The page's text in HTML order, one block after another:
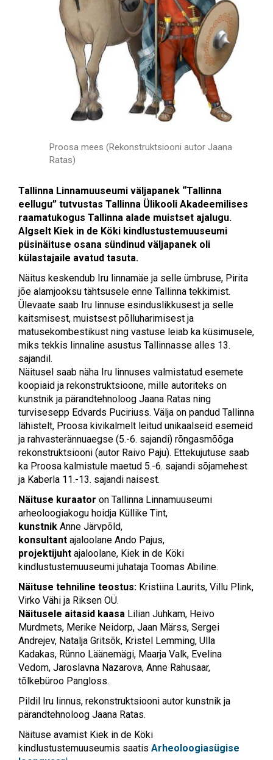
Proosa mees (Rekonstruktsiooni autor Jaana
Ratas)
Tallinna Linnamuuseumi väljapanek “Tallinna
eellugu” tutvustas Tallinna Ülikooli Akadeemilises
raamatukogus Tallinna alade muistset ajalugu.
Algselt Kiek in de Köki kindlustustemuuseumi
püsinäituse osana sündinud väljapanek oli
külastajaile avatud tasuta.
Näitus keskendub Iru linnamäe ja selle ümbruse, Pirita
jõe alamjooksu tähtsusele enne Tallinna tekkimist.
Ülevaate saab Iru linnuse esinduslikkusest ja selle
kaitsmisest, muistsest põlluharimisest ja
matusekombestikust ning vastuse leiab ka küsimusele,
miks tekkis linnaline asustus Tallinnasse alles 13.
sajandil.
Näitusel saab näha Iru linnuses valmistatud esemete
koopiaid ja rekonstruktsioone, mille autoriteks on
kunstnik ja pärandtehnoloog Jaana Ratas ning
turvisesepp Edvards Puciriuss. Välja on pandud Tallinna
lähistelt, Proosa kivikalmelt leitud unikaalseid esemeid
ja rahvasterännuaegse (5.-6. sajandi) rõngasmõõga
rekonstruktsiooni (autor Raivo Paju). Ettekujutuse saab
ka Proosa kalmistule maetud 5.-6. sajandi sõjamehest
ja Kaberla 11.-13. sajandi naisest.
Näituse kuraator on Tallinna Linnamuuseumi
arheoloogiakogu hoidja Küllike Tint,
kunstnik Anne Järvpõld,
konsultant ajaloolane Ando Pajus,
projektijuht ajaloolane, Kiek in de Köki
kindlustustemuuseumi juhataja Toomas Abiline.
Näituse tehniline teostus: Kristiina Laurits, Villu Plink,
Virko Vähi ja Riksen OÜ.
Näitusele aitasid kaasa Lilian Juhkam, Heivo
Murdmets, Merike Neidorp, Jaan Märss, Sergei
Andrejev, Natalja Gritsõk, Kristel Lemming, Ulla
Kadakas, Rünno Läänemägi, Maarja Valk, Evelina
Vedom, Jaroslavna Nazarova, Anne Rahusaar,
tõlkebüroo Pangloss.
Pildil Iru linnus, rekonstruktsiooni autor kunstnik ja
pärandtehnoloog Jaana Ratas.
Näituse avamist Kiek in de Köki
kindlustustemuuseumis saatis Arheoloogiasügise